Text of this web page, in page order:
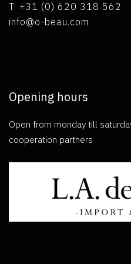
T: +31 (0) 620 318 562
info@o-beau.com
Opening hours
Open from monday till
cooperation partners